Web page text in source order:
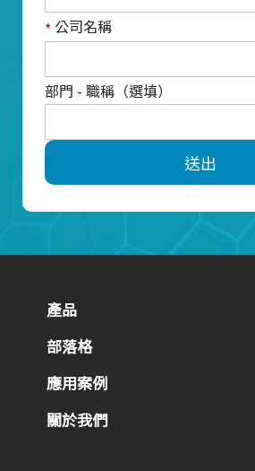
* 公司名稱
部門 - 職稱（選填）
送出
產品
部落格
應用案例
關於我們